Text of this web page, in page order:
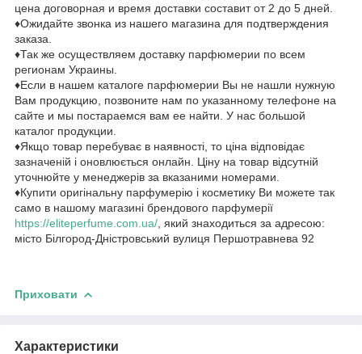
цена договорная и время доставки составит от 2 до 5 дней.
♦Ожидайте звонка из нашего магазина для подтверждения
заказа.
♦Так же осуществляем доставку парфюмерии по всем
регионам Украины.
♦Если в нашем каталоге парфюмерии Вы не нашли нужную
Вам продукцию, позвоните нам по указанному телефоне на
сайте и мы постараемся вам ее найти. У нас большой
каталог продукции.
♦Якщо товар перебуває в наявності, то ціна відповідає
зазначеній і оновлюється онлайн. Ціну на товар відсутній
уточнюйте у менеджерів за вказаними номерами.
♦Купити оригінальну парфумерію і косметику Ви можете так
само в нашому магазині брендового парфумерії
https://eliteperfume.com.ua/ , який знаходиться за адресою:
місто Білгород-Дністровський вулиця Першотравнева 92
Приховати
Характеристики